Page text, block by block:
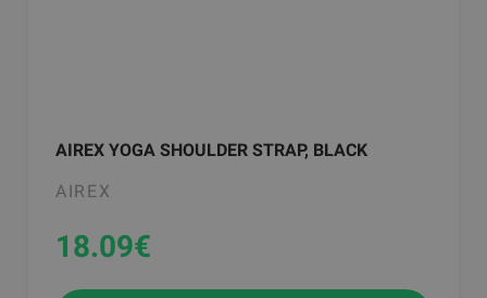
AIREX YOGA SHOULDER STRAP, BLACK
AIREX
18.09€